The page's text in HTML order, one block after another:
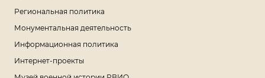
Региональная политика
Монументальная деятельность
Информационная политика
Интернет-проекты